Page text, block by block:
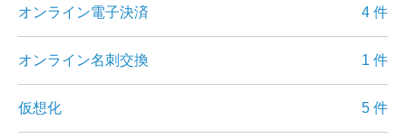
オンライン電子決済 4 件
オンライン名刺交換 1 件
仮想化 5 件